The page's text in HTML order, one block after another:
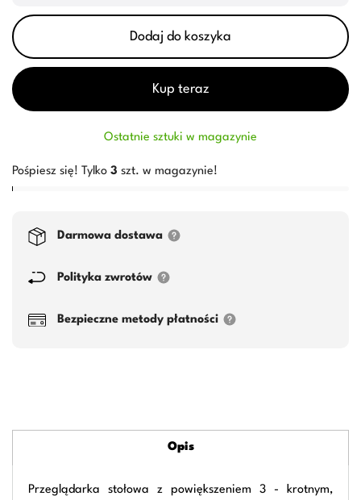
Dodaj do koszyka
Kup teraz
Ostatnie sztuki w magazynie
Pośpiesz się! Tylko 3 szt. w magazynie!
Darmowa dostawa
Polityka zwrotów
Bezpieczne metody płatności
Opis
Przeglądarka stołowa z powiększeniem 3 - krotnym,